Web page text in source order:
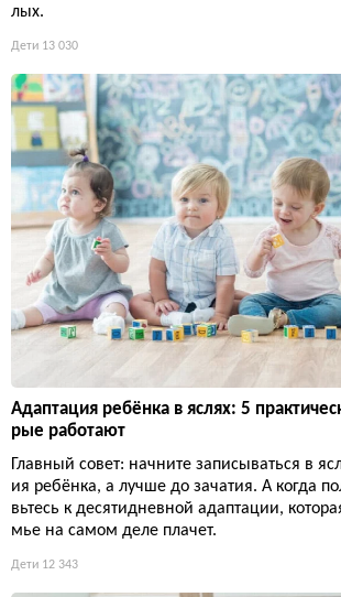
лых.
Дети 13 030
Адаптация ребёнка в яслях: 5
рые работают
Главный совет: начните записываться в
ия ребёнка, а лучше до зачатия. А когда
вьтесь к десятидневной адаптации,
мье на самом деле плачет.
Дети 12 343